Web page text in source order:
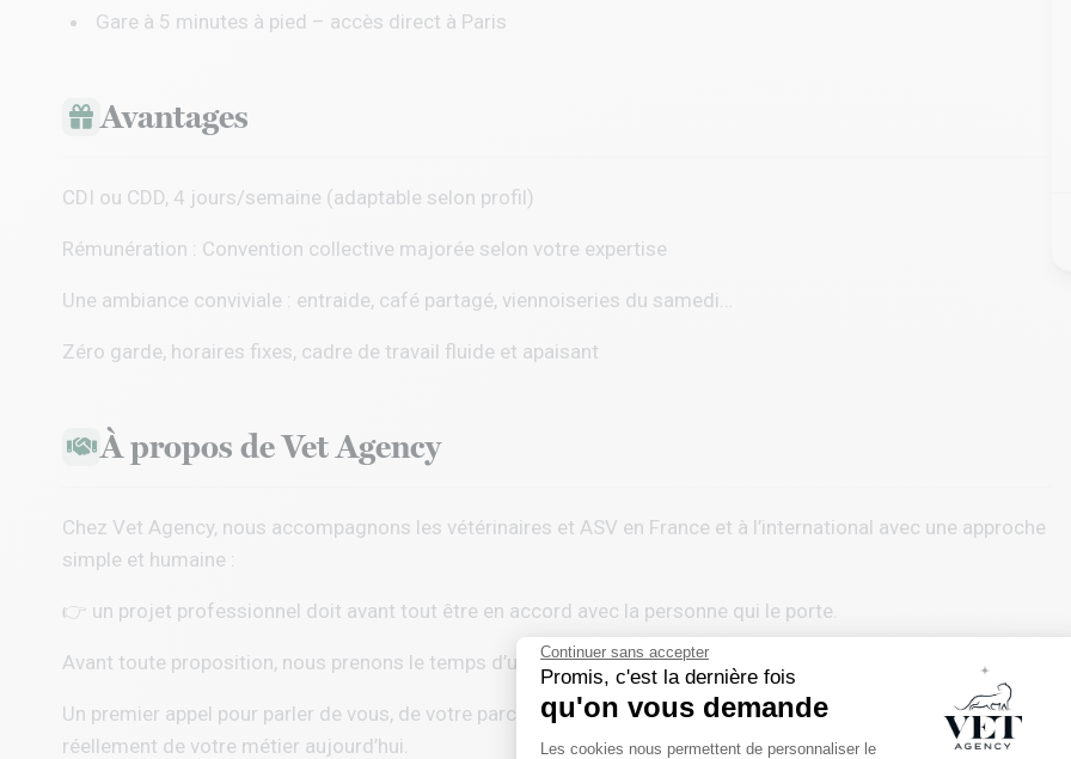
Continuer sans accepter
Promis, c'est la dernière fois
qu'on vous demande
Plateforme de Gestion du
Les cookies nous permettent de personnaliser le
Gare à 5 minutes à pied – accès direct à Paris
Avantages
CDI ou CDD, 4 jours/semaine (adaptable selon profil)
Rémunération : Convention collective majorée selon votre expertise
Une ambiance conviviale : entraide, café partagé, viennoiseries du samedi…
Zéro garde, horaires fixes, cadre de travail fluide et apaisant
À propos de Vet Agency
Chez Vet Agency, nous accompagnons les vétérinaires et ASV en France et à l’international avec une approche
simple et humaine :
👉 un projet professionnel doit avant tout être en accord avec la personne qui le porte.
Avant toute proposition, nous prenons le temps d’un échange confidentiel, gratuit et sans engagement.
Un premier appel pour parler de vous, de votre parcours, de votre quotidien, et de ce que vous attendez
réellement de votre métier aujourd’hui.